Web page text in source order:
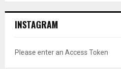
INSTAGRAM
Please enter an Access Token